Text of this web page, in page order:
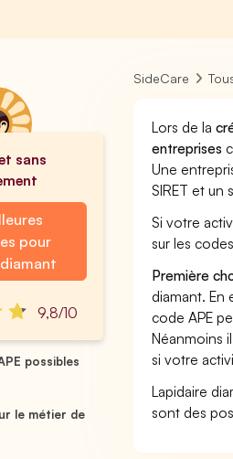
sans
pour
9,8/10
possibles
le métier de
SideCare
Lors de la
entreprises
Une
SIRET et un
Si votre
sur les
Première
diamant. En
code APE
Néanmoins
si votre
Lapidaire
sont des